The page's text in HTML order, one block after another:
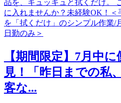
【期間限定】7月中
見！「昨日までの私
客な...